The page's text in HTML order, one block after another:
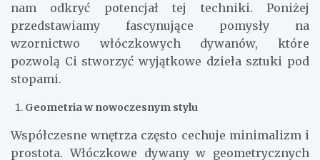
nam odkryć potencjał tej techniki. Poniżej
przedstawiamy fascynujące pomysły na
wzornictwo włóczkowych dywanów, które
pozwolą Ci stworzyć wyjątkowe dzieła sztuki pod
stopami.
Geometria w nowoczesnym stylu
Współczesne wnętrza często cechuje minimalizm i
prostota. Włóczkowe dywany w geometrycznych